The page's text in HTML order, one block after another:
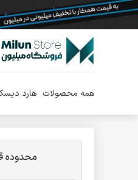
همه محصولات هارد
محدوده